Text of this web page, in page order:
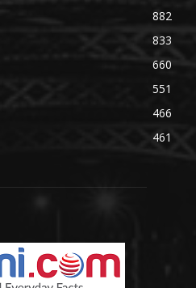
882
833
660
551
466
461